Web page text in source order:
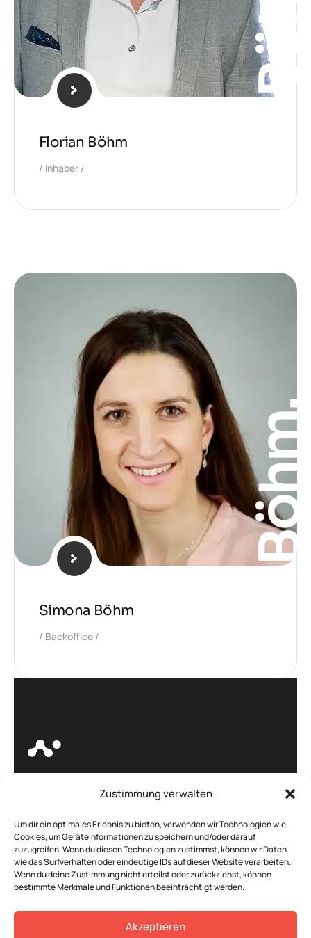
Zustimmung verwalten
Um dir ein optimales Erlebnis zu bieten, verwenden wir Technologien wie
Cookies, um Geräteinformationen zu speichern und/oder darauf
zuzugreifen. Wenn du diesen Technologien zustimmst, können wir Daten
wie das Surfverhalten oder eindeutige IDs auf dieser Website verarbeiten.
Wenn du deine Zustimmung nicht erteilst oder zurückziehst, können
bestimmte Merkmale und Funktionen beeinträchtigt werden.
Akzeptieren
Florian Böhm
Inhaber
Simona Böhm
Backoffice
Böhm. -
IT Service und
Weblösungen, die
begeistern!